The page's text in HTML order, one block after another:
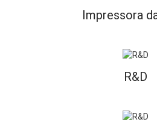
Impressora
R&D